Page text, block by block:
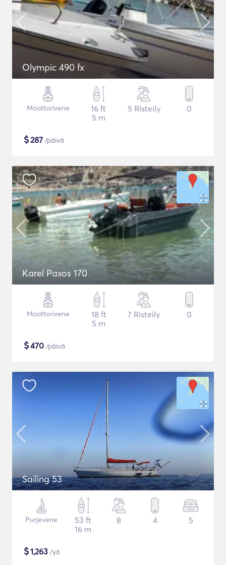
Olympic 490 fx
Moottorivene
16 ft
5 m
5 Risteily 0
$287 /päivä
Karel Paxos 170
Moottorivene
18 ft
5 m
7 Risteily 0
$470 /päivä
Sailing 53
Purjevene
53 ft
16 m
8 4 5
$1,263 /yö